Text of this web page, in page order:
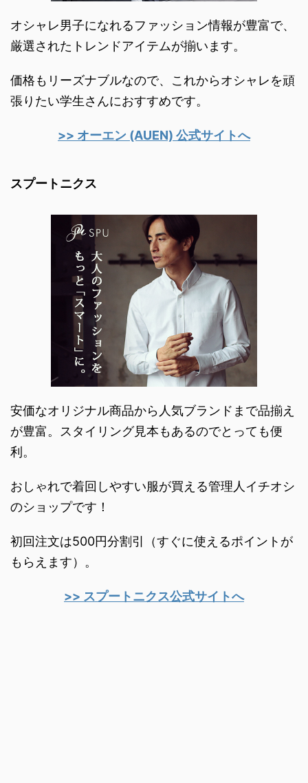
オシャレ男子になれるファッション情報が豊富で、
厳選されたトレンドアイテムが揃います。
価格もリーズナブルなので、これからオシャレを頑
張りたい学生さんにおすすめです。
>> オーエン (AUEN) 公式サイトへ
スプートニクス
安価なオリジナル商品から人気ブランドまで品揃え
が豊富。スタイリング見本もあるのでとっても便
利。
おしゃれで着回しやすい服が買える管理人イチオシ
のショップです！
初回注文は500円分割引（すぐに使えるポイントが
もらえます）。
>> スプートニクス公式サイトへ